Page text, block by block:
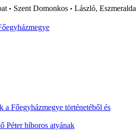
• Szent Domonkos • László, Eszmeralda
a Főegyházmegye történetéből és
Péter bíboros atyának